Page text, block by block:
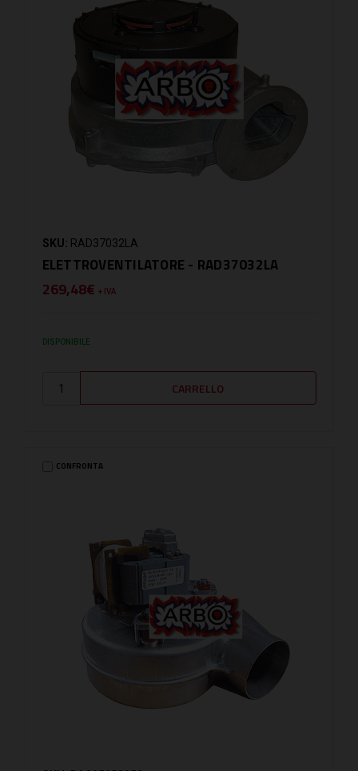
SKU: RAD37032LA
ELETTROVENTILATORE - RAD37032LA
269,48€ + IVA
DISPONIBILE
CONFRONTA